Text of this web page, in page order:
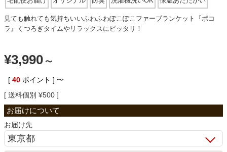
食器棚・キッチン収納
ベッド
収納家具
学習机
見ても触れても気持ちいいふわふわぽこぽこファーブランケット『ポコ
ラ』くつろぎタイムやリラックスにピッタリ！
¥3,990 〜
[ 40 ポイント ] 〜
送料個別 ¥500
お届け先